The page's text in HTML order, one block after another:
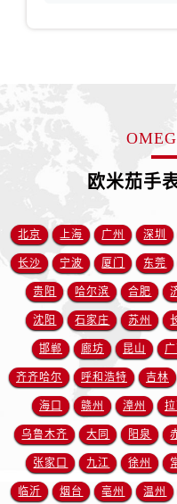
欧米茄手
北京 上海 广州 深圳
长沙 宁波 厦门 东莞
贵阳 哈尔滨 合肥
沈阳 石家庄 苏州
邯郸 廊坊 昆山
齐齐哈尔 呼和浩特 吉林
海口 赣州 漳州
乌鲁木齐 大同 阳泉
张家口 九江 徐州
临沂 烟台 亳州 温州